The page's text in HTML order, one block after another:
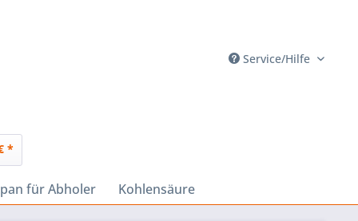
Service/Hilfe
*
für Abholer Kohlensäure